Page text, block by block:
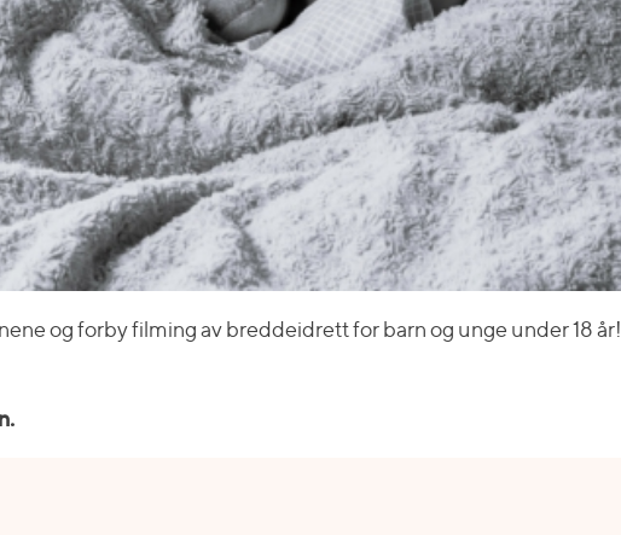
og forby filming av breddeidrett for barn og unge under 18 år!